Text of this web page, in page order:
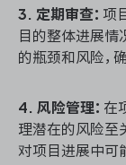
3. 定期审查： 项
目的整体进展情
的瓶颈和风险，
4. 风险管理： 在
理潜在的风险至
对项目进展中可